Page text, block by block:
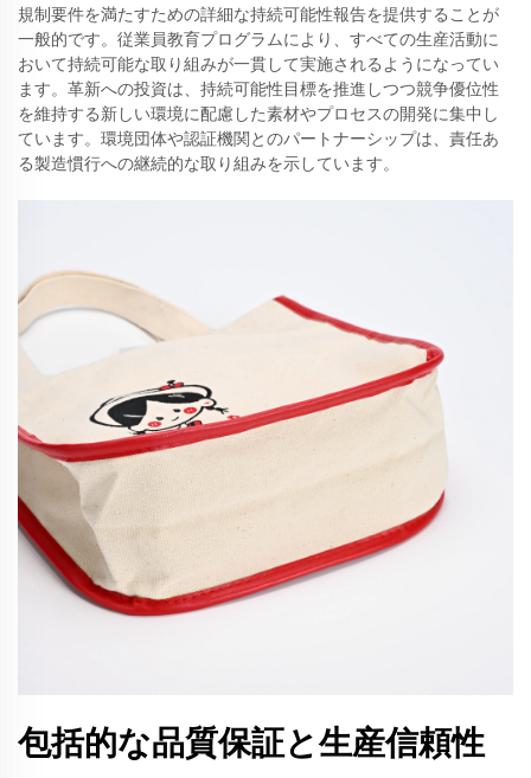
規制要件を満たすための詳細な持続可能性報告を提供することが
一般的です。従業員教育プログラムにより、すべての生産活動に
おいて持続可能な取り組みが一貫して実施されるようになってい
ます。革新への投資は、持続可能性目標を推進しつつ競争優位性
を維持する新しい環境に配慮した素材やプロセスの開発に集中し
ています。環境団体や認証機関とのパートナーシップは、責任あ
る製造慣行への継続的な取り組みを示しています。
包括的な品質保証と生産信頼性